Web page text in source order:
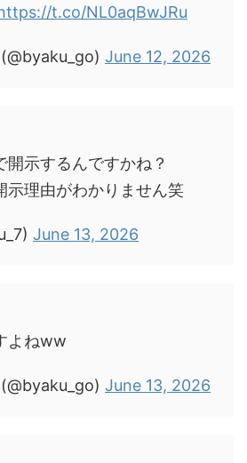
t.co/NL0aqBwJRu
June 12, 2026
開示するんですかね？
示理由がわかりません笑
June 13, 2026
よねww
June 13, 2026